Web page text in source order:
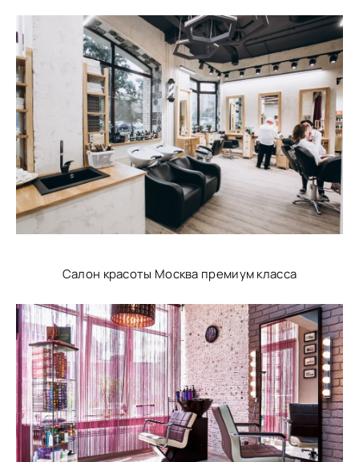
Салон красоты Москва премиум класса